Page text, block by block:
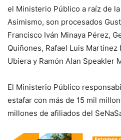
el Ministerio Público a raíz de
Asimismo, son procesados
Francisco Iván Minaya Pérez,
Quiñones, Rafael Luis Martínez
Ubiera y Ramón Alan Speakler
El Ministerio Público
estafar con más de 15 mil
millones de afiliados del